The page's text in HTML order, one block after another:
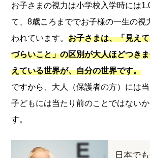
お子さまの視力は小学校入学時には
て、8歳ころまででお子様の一生の視
われています。お子さまは、「見え
づらいこと」の区別が大人ほどつき
えている世界が、自分の世界です。
ですから、大人（保護者の方）には当
子どもには当たり前のことではない
す。
日本で